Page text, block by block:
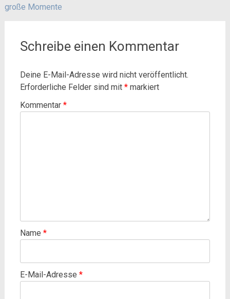
große Momente
Schreibe einen Kommentar
Deine E-Mail-Adresse wird nicht veröffentlicht.
Erforderliche Felder sind mit *markiert
Kommentar *
Name *
E-Mail-Adresse *